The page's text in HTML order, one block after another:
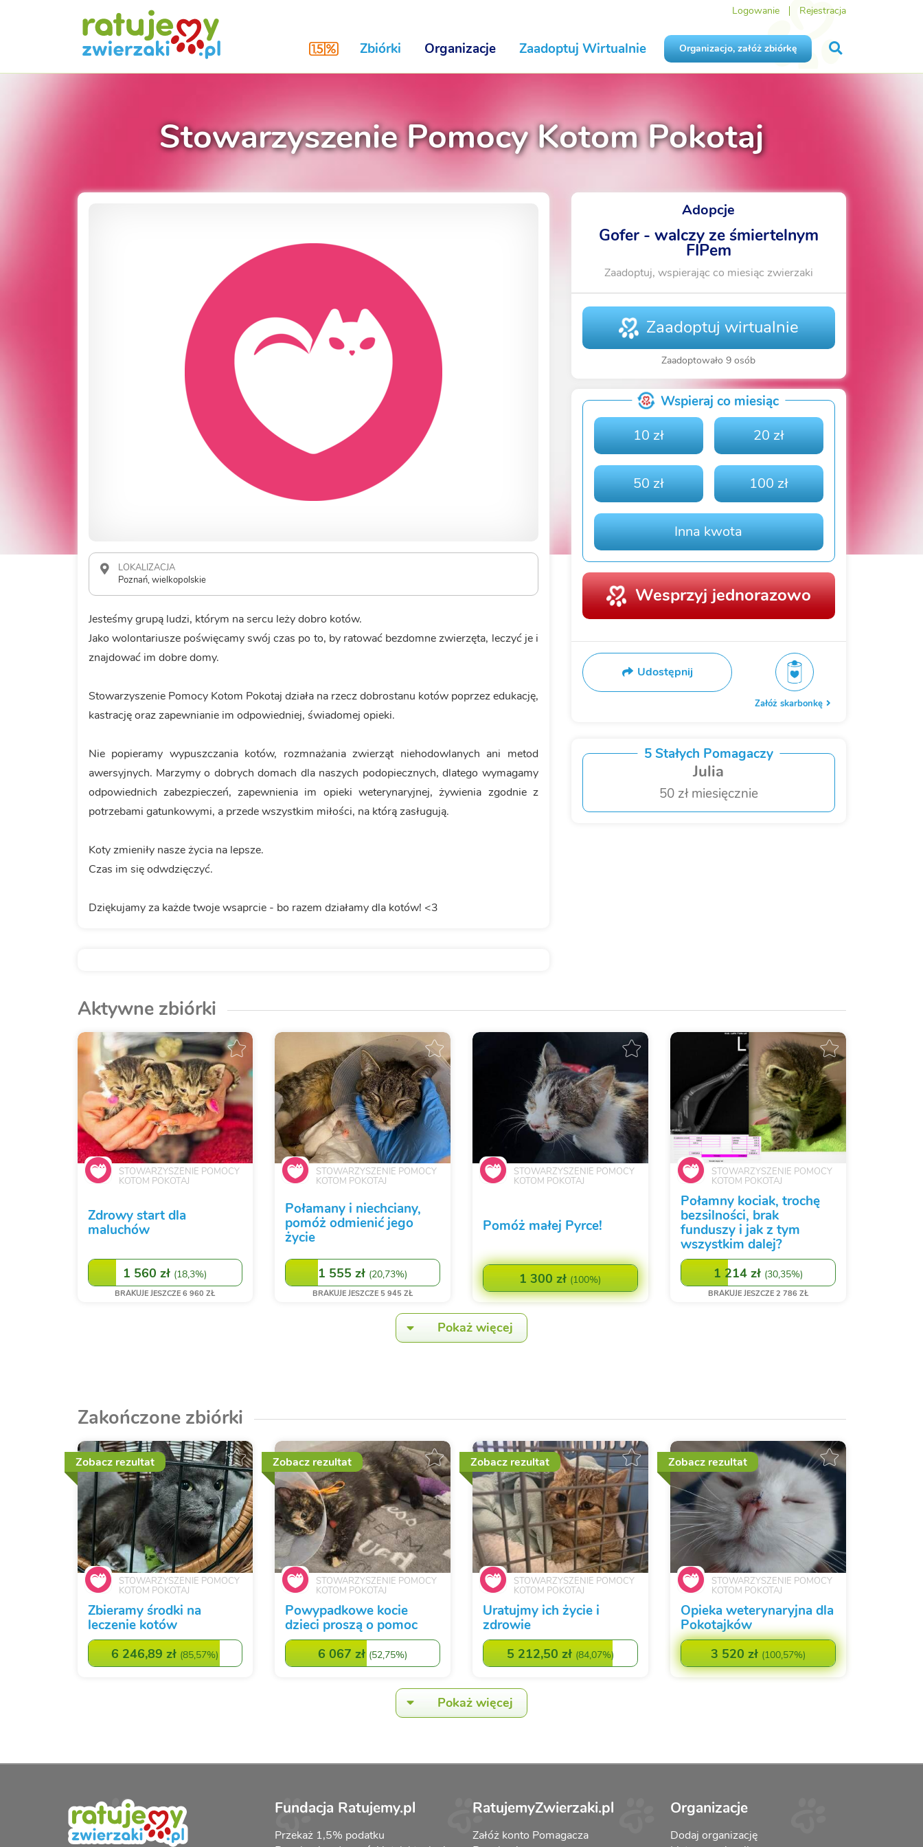
Logowanie Rejestracja
Zbiórki Organizacje Zaadoptuj Wirtualnie Organizacjo, załóż zbiórkę
Stowarzyszenie Pomocy Kotom Pokotaj
LOKALIZACJA
Poznań, wielkopolskie
Jesteśmy grupą ludzi, którym na sercu leży dobro kotów.
Jako wolontariusze poświęcamy swój czas po to, by ratować bezdomne zwierzęta, leczyć je i
znajdować im dobre domy.
Stowarzyszenie Pomocy Kotom Pokotaj działa na rzecz dobrostanu kotów poprzez edukację,
kastrację oraz zapewnianie im odpowiedniej, świadomej opieki.
Nie popieramy wypuszczania kotów, rozmnażania zwierząt niehodowlanych ani metod
awersyjnych. Marzymy o dobrych domach dla naszych podopiecznych, dlatego wymagamy
odpowiednich zabezpieczeń, zapewnienia im opieki weterynaryjnej, żywienia zgodnie z
potrzebami gatunkowymi, a przede wszystkim miłości, na którą zasługują.
Koty zmieniły nasze życia na lepsze.
Czas im się odwdzięczyć.
Dziękujamy za każde twoje wsaprcie - bo razem działamy dla kotów! <3
Adopcje
Gofer - walczy ze śmiertelnym
FIPem
Zaadoptuj, wspierając co miesiąc zwierzaki
Zaadoptuj wirtualnie
Zaadoptowało 9 osób
Wspieraj co miesiąc
10 zł 20 zł
50 zł 100 zł
Inna kwota
Wesprzyj jednorazowo
Udostępnij
Załóż skarbonkę
5 Stałych Pomagaczy
Julia
50 zł miesięcznie
Aktywne zbiórki
STOWARZYSZENIE POMOCY
KOTOM POKOTAJ
Zdrowy start dla
maluchów
1 560 zł (18,3%)
BRAKUJE JESZCZE 6 960 ZŁ
STOWARZYSZENIE POMOCY
KOTOM POKOTAJ
Połamany i niechciany,
pomóż odmienić jego
życie
1 555 zł (20,73%)
BRAKUJE JESZCZE 5 945 ZŁ
STOWARZYSZENIE POMOCY
KOTOM POKOTAJ
Pomóż małej Pyrce!
1 300 zł (100%)
STOWARZYSZENIE POMOCY
KOTOM POKOTAJ
Połamny kociak, trochę
bezsilności, brak
funduszy i jak z tym
wszystkim dalej?
1 214 zł (30,35%)
BRAKUJE JESZCZE 2 786 ZŁ
Pokaż więcej
Zakończone zbiórki
Zobacz rezultat
STOWARZYSZENIE POMOCY
KOTOM POKOTAJ
Zbieramy środki na
leczenie kotów
6 246,89 zł (85,57%)
Zobacz rezultat
STOWARZYSZENIE POMOCY
KOTOM POKOTAJ
Powypadkowe kocie
dzieci proszą o pomoc
6 067 zł (52,75%)
Zobacz rezultat
STOWARZYSZENIE POMOCY
KOTOM POKOTAJ
Uratujmy ich życie i
zdrowie
5 212,50 zł (84,07%)
Zobacz rezultat
STOWARZYSZENIE POMOCY
KOTOM POKOTAJ
Opieka weterynaryjna dla
Pokotajków
3 520 zł (100,57%)
Pokaż więcej
Fundacja Ratujemy.pl
Przekaż 1,5% podatku
RatujemyZwierzaki.pl
Załóż konto Pomagacza
Organizacje
Dodaj organizację